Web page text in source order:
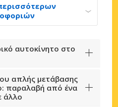
αυτοκίνητο στο
απλής μετάβασης
παραλαβή από ένα
άλλο